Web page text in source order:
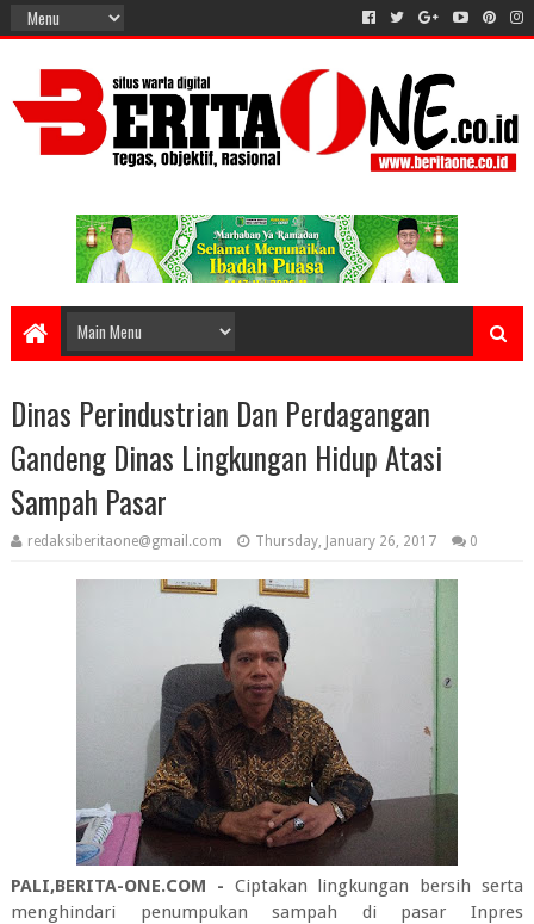
Dinas Perindustrian Dan Perdagangan
Gandeng Dinas Lingkungan Hidup Atasi
Sampah Pasar
redaksiberitaone@gmail.com Thursday, January 26, 2017 0
PALI,BERITA-ONE.COM - Ciptakan lingkungan bersih serta
menghindari penumpukan sampah di pasar Inpres